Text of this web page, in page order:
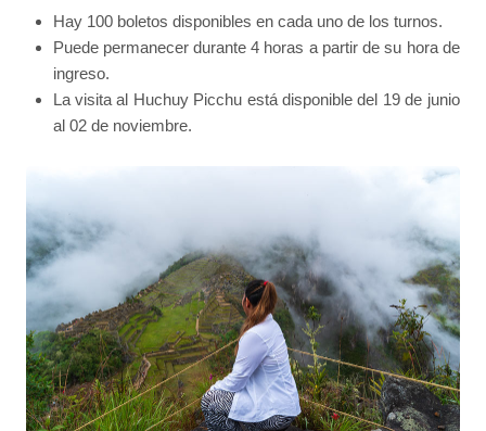
Hay 100 boletos disponibles en cada uno de los turnos.
Puede permanecer durante 4 horas a partir de su hora de
ingreso.
La visita al Huchuy Picchu está disponible del 19 de junio
al 02 de noviembre.